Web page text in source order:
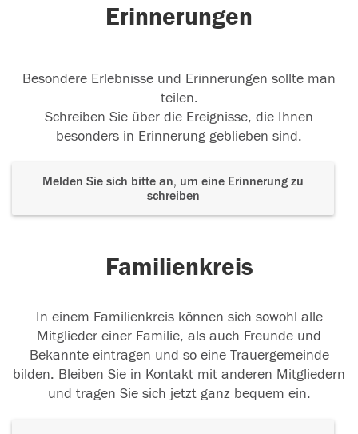
Erinnerungen
Besondere Erlebnisse und Erinnerungen sollte man
teilen.
Schreiben Sie über die Ereignisse, die Ihnen
besonders in Erinnerung geblieben sind.
Melden Sie sich bitte an, um eine Erinnerung zu
schreiben
Familienkreis
In einem Familienkreis können sich sowohl alle
Mitglieder einer Familie, als auch Freunde und
Bekannte eintragen und so eine Trauergemeinde
bilden. Bleiben Sie in Kontakt mit anderen Mitgliedern
und tragen Sie sich jetzt ganz bequem ein.